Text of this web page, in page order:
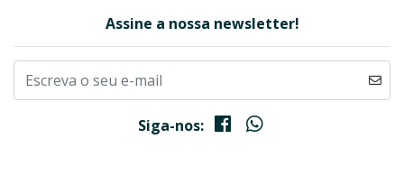
Assine a nossa newsletter!
Siga-nos: